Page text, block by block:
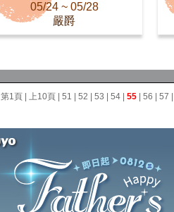
05/24 ~ 05/28
嚴爵
第1頁 上10頁 51 52 53 54 55 56 57